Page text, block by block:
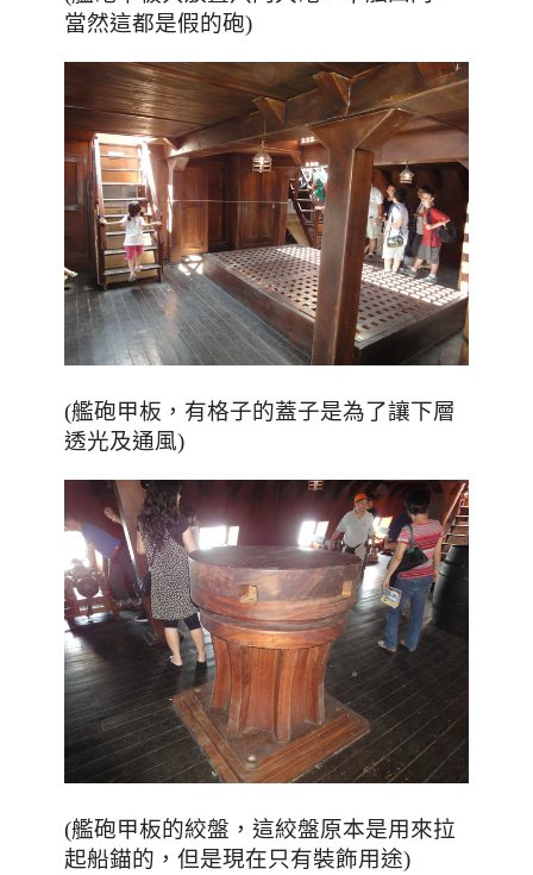
當然這都是假的砲)
(艦砲甲板 ，有格子的蓋子是為了讓下層
透光及通風)
(艦砲甲板的絞盤 ， 這絞盤原本是用來拉
起船錨的 ，但是現在只有裝飾用途)